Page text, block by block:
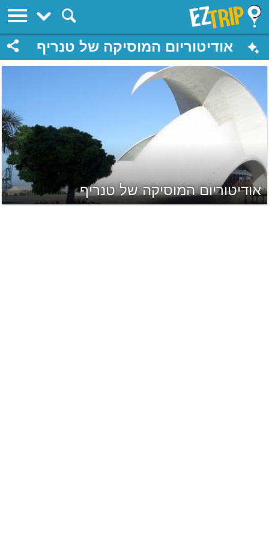
EZTrip
אודיטוריום המוסיקה של טנריף
אודיטוריום המוסיקה של טנריף